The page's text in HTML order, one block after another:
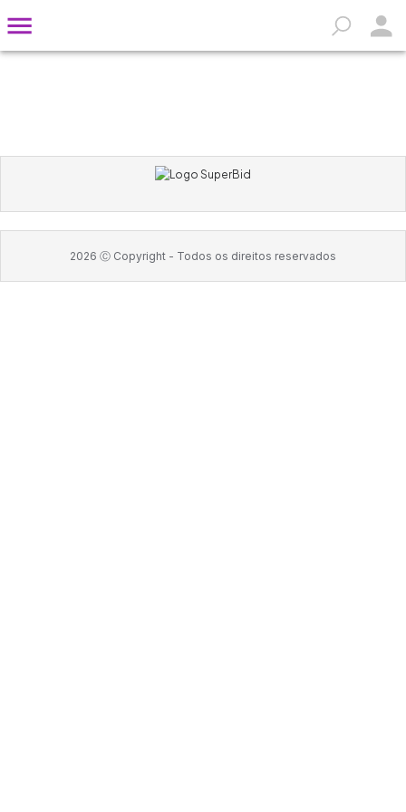
2026 Ⓒ Copyright - Todos os direitos reservados